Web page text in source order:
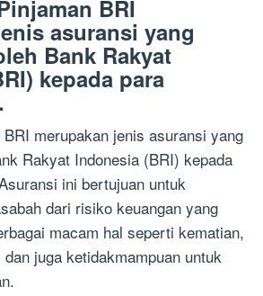
BRI
asuransi yang
Bank Rakyat
kepada para
merupakan jenis asuransi yang
Rakyat Indonesia (BRI) kepada
ini bertujuan untuk
dari risiko keuangan yang
macam hal seperti kematian,
juga ketidakmampuan untuk